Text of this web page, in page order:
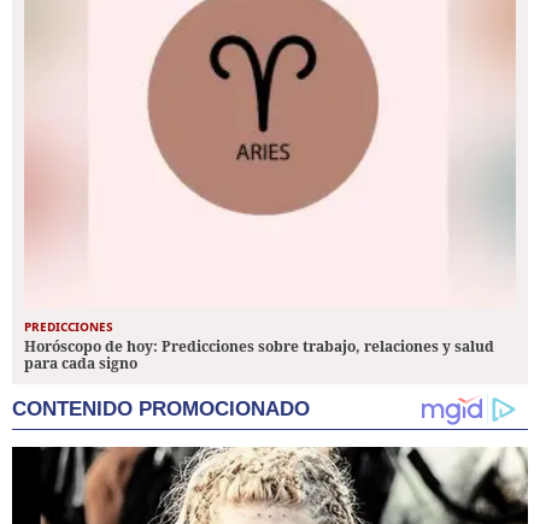
PREDICCIONES
Horóscopo de hoy: Predicciones sobre trabajo, relaciones y salud
para cada signo
CONTENIDO PROMOCIONADO